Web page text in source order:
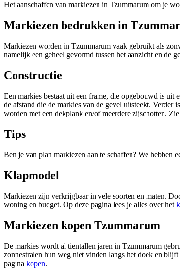
Het aanschaffen van markiezen in Tzummarum om je
Markiezen bedrukken in
Markiezen worden in Tzummarum vaak gebruikt als
namelijk een geheel gevormd tussen het aanzicht en de
Constructie
Een markies bestaat uit een frame, die opgebouwd is
de afstand die de markies van de gevel uitsteekt. Verder
worden met een dekplank en/of meerdere zijschotten.
Tips
Ben je van plan markiezen aan te schaffen? We hebben
Klapmodel
Markiezen zijn verkrijgbaar in vele soorten en maten.
woning en budget. Op deze pagina lees je alles over het
Markiezen kopen Tzummarum
De markies wordt al tientallen jaren in Tzummarum
zonnestralen hun weg niet vinden langs het doek en
pagina kopen.